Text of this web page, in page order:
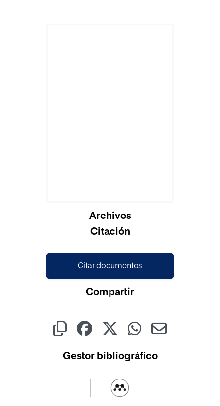
Archivos
Citación
Citar documentos
Compartir
Gestor bibliográfico